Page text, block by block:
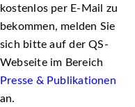
kostenlos per E-Mail zu
bekommen, melden Sie
sich bitte auf der QS-
Webseite im Bereich
Presse & Publikationen
an.